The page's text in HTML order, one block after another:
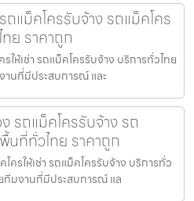
ถแม็คโครรับจ้าง รถแม็คโคร
ย ราคาถูก
ให้เช่า รถแม็คโครรับจ้าง บริการทั่วไทย
านที่มีประสบการณ์ และ
รถแม็คโครรับจ้าง รถ
นที่ทั่วไทย ราคาถูก
ครให้เช่า รถแม็คโครรับจ้าง บริการทั่ว
ทีมงานที่มีประสบการณ์ แล